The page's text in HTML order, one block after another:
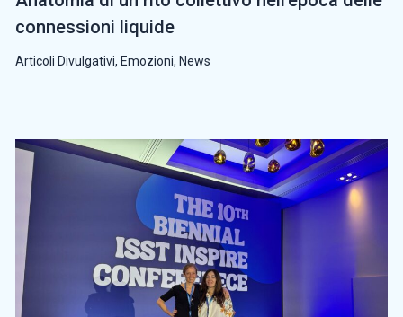
connessioni liquide
Articoli Divulgativi, Emozioni, News